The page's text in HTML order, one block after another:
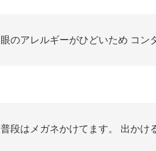
眼のアレルギーがひどいため コン
普段はメガネかけてます。 出かけ